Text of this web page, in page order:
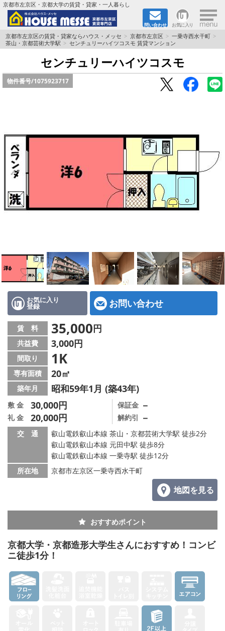
京都市左京区・京都大学の賃貸・貸家・一人暮らし
問い合わせ お気に入り ×
TOPページ
地図から検索
地域から検索
家族で住むならマンション？賃家？
一人暮らしの物件特集
ペット相談OKの賃貸！
ハウスメーカー施工特集！
路線·駅から探す
IT重説について
スタッフ紹介
賃貸管理の北白川店
店舗情報·アクセス
会社概要
メールでお問い合わせ
京都市左京区の賃貸・貸家ならハウス・メッセ 京都市左京区
一乗寺西水干町
茶山・京都芸術大学駅
センチュリーハイツコスモ 賃貸マンション
センチュリーハイツコスモ
物件番号/1075923717
お気に入り
登録 お問い合わせ
賃 料 35,000円
共益費 3,000円
間取り 1K
専有面積 20㎡
築年月 昭和59年1月 (築43年)
敷 金 30,000円
礼 金 20,000円
保証金 －
解約引 －
交 通
叡山電鉄叡山本線 茶山・京都芸術大学駅 徒歩2分
叡山電鉄叡山本線 元田中駅 徒歩8分
叡山電鉄叡山本線 一乗寺駅 徒歩12分
所在地
京都市左京区一乗寺西水干町
地図を見る
おすすめポイント
京都大学・京都造形大学生さんにおすすめ！コンビ
ニ徒歩1分！